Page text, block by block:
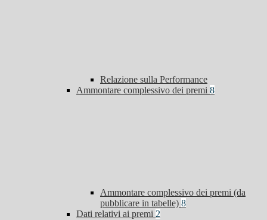
Relazione sulla Performance
Ammontare complessivo dei premi 8
Ammontare complessivo dei premi (da
pubblicare in tabelle) 8
Dati relativi ai premi 2